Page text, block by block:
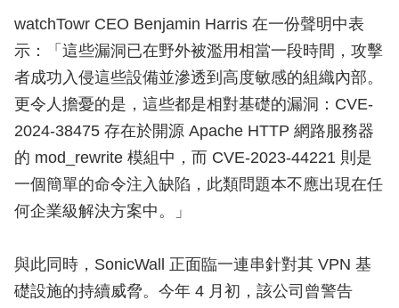
watchTowr CEO Benjamin Harris 在一份聲明中表
示：「這些漏洞已在野外被濫用相當一段時間，攻擊
者成功入侵這些設備並滲透到高度敏感的組織內部。
更令人擔憂的是，這些都是相對基礎的漏洞：CVE-
2024-38475 存在於開源 Apache HTTP 網路服務器
的 mod_rewrite 模組中，而 CVE-2023-44221 則是
一個簡單的命令注入缺陷，此類問題本不應出現在任
何企業級解決方案中。」
與此同時，SonicWall 正面臨一連串針對其 VPN 基
礎設施的持續威脅。今年 4 月初，該公司曾警告